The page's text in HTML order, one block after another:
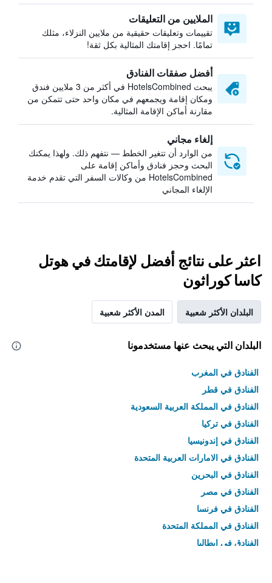
الملايين من التعليقات
تقييمات وتعليقات حقيقية من ملايين النزلاء، مثلك
تمامًا. احجز إقامتك المثالية بكل ثقة!
أفضل صفقات الفنادق
يبحث HotelsCombined في أكثر من 3 ملايين فندق
ومكان إقامة ويجمعهم في مكان واحد حتى تتمكن من
مقارنة أماكن الإقامة المثالية.
إلغاء مجاني
من الوارد أن تتغير الخطط — نتفهم ذلك. ولهذا يمكنك
البحث وحجز فنادق وأماكن إقامة على
HotelsCombined من وكالات السفر التي تقدم خدمة
الإلغاء المجاني
اعثر على نتائج أفضل لإقامتك في هوتل
كاسا كوراثون
البلدان الأكثر شعبية المدن الأكثر شعبية
البلدان التي يبحث عنها مستخدمونا
الفنادق في المغرب
الفنادق في قطر
الفنادق في المملكة العربية السعودية
الفنادق في تركيا
الفنادق في إندونيسيا
الفنادق في الامارات العربية المتحدة
الفنادق في البحرين
الفنادق في مصر
الفنادق في فرنسا
الفنادق في المملكة المتحدة
الفنادق في إيطاليا